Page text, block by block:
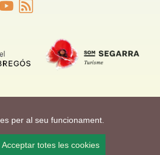
per al seu funcionament.
Acceptar totes les cookies